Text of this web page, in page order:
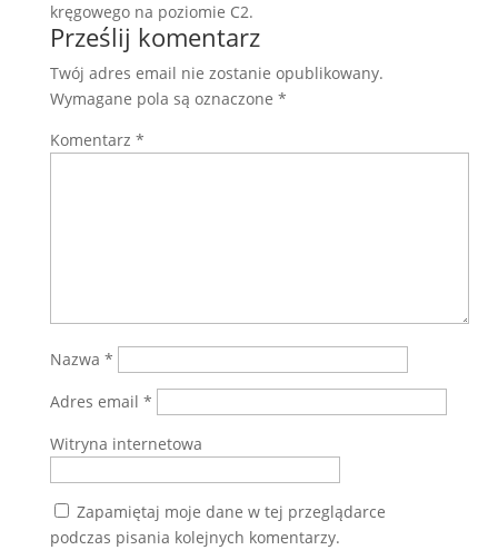
kręgowego na poziomie C2.
Prześlij komentarz
Twój adres email nie zostanie opublikowany.
Wymagane pola są oznaczone *
Komentarz *
Nazwa *
Adres email *
Witryna internetowa
Zapamiętaj moje dane w tej przeglądarce
podczas pisania kolejnych komentarzy.